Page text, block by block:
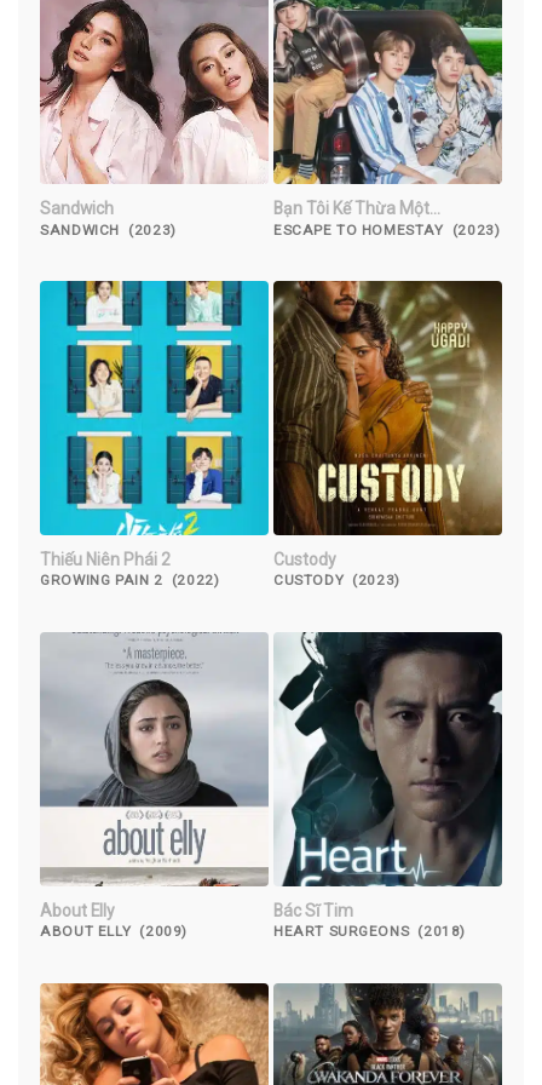
Sandwich
SANDWICH (2023)
Bạn Tôi Kế Thừa Một
Homestay
ESCAPE TO HOMESTAY (2023)
Thiếu Niên Phái 2
GROWING PAIN 2 (2022)
Custody
CUSTODY (2023)
About Elly
ABOUT ELLY (2009)
Bác Sĩ Tim
HEART SURGEONS (2018)